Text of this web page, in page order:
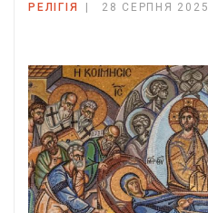
РЕЛІГІЯ 28 СЕРПНЯ 2025